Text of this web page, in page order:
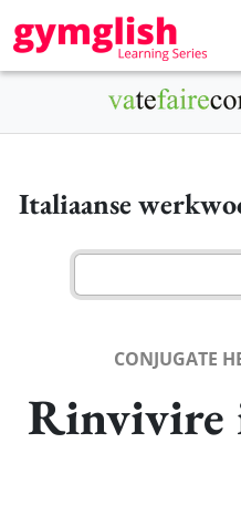
Italiaanse
CONJUGATE
Rinvivire